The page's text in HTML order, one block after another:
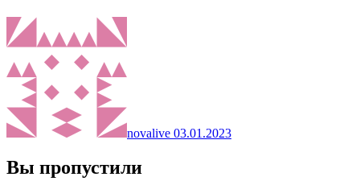
novalive 03.01.2023
Вы пропустили